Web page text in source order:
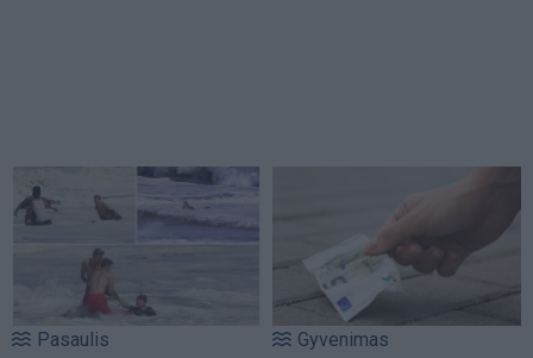
Pasaulis Gyvenimas